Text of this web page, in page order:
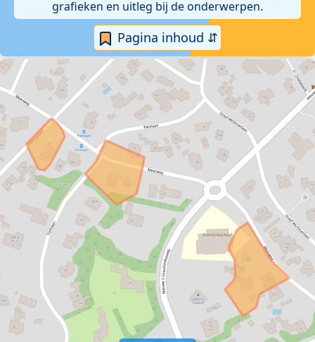
grafieken en uitleg bij de onderwerpen.
Pagina inhoud ⇵